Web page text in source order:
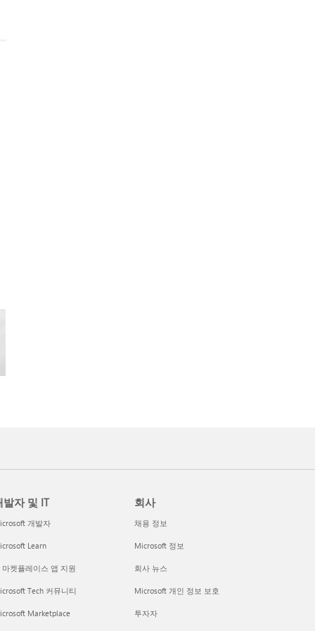
발자 및 IT
개발자
Learn
마켓플레이스 앱 지원
Tech 커뮤니티
Marketplace
회사
채용 정보
Microsoft 정보
회사 뉴스
Microsoft 개인 정보 보호
투자자